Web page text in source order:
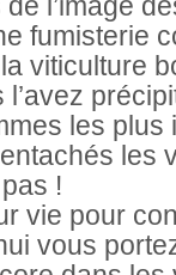
fumisterie
viticulture
les plus
les
!
vie pour
vous